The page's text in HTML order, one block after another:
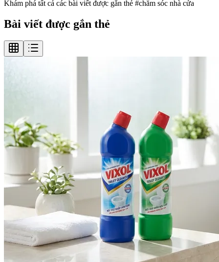
Khám phá tất cả các bài viết được gắn thẻ #chăm sóc nhà cửa
Bài viết được gắn thẻ